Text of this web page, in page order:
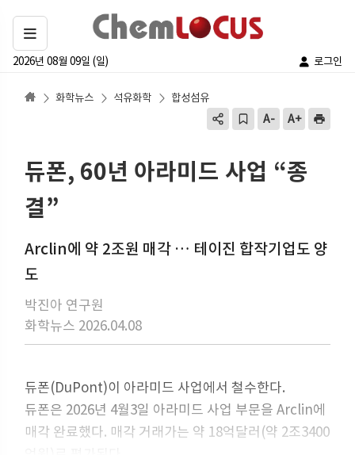
2026년 08월 09일 (일) 로그인
화학뉴스 석유화학 합성섬유
듀폰, 60년 아라미드 사업 “종
결”
Arclin에 약 2조원 매각 … 테이진 합작기업도 양
도
박진아 연구원
화학뉴스 2026.04.08
듀폰(DuPont)이 아라미드 사업에서 철수한다.
듀폰은 2026년 4월3일 아라미드 사업 부문을 Arclin에
매각 완료했다. 매각 거래가는 약 18억달러(약 2조3400